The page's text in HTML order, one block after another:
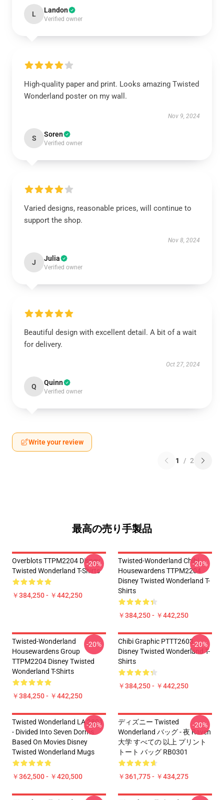
L Landon
Verified owner
High-quality paper and print. Looks amazing Twisted
Wonderland poster on my wall.
Nov 9, 2024
S Soren
Verified owner
Varied designs, reasonable prices, will continue to
support the shop.
Nov 8, 2024
J Julia
Verified owner
Beautiful design with excellent detail. A bit of a wait
for delivery.
Oct 27, 2024
Q Quinn
Verified owner
Write your review
1 / 2
最高の売り手製品
Overblots TTPM2204 Disney
Twisted Wonderland T-Shirts
￥384,250 - ￥442,250
-20%
Twisted-Wonderland Chibi
Housewardens TTPM2204
Disney Twisted Wonderland T-
Shirts
￥384,250 - ￥442,250
-20%
Twisted-Wonderland
Housewardens Group
TTPM2204 Disney Twisted
Wonderland T-Shirts
￥384,250 - ￥442,250
-20%
Chibi Graphic PTTT2603
Disney Twisted Wonderland T-
Shirts
￥384,250 - ￥442,250
-20%
Twisted Wonderland LA 2801
- Divided Into Seven Dorms
Based On Movies Disney
Twisted Wonderland Mugs
￥362,500 - ￥420,500
-20%
ディズニー Twisted
Wonderland バッグ - 夜 Raven
大学 すべての 以上 プリント
トート バッグ RB0301
￥361,775 - ￥434,275
-20%